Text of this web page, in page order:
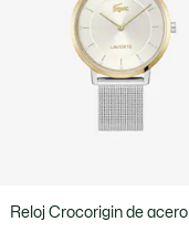
Reloj Crocorigin de acero